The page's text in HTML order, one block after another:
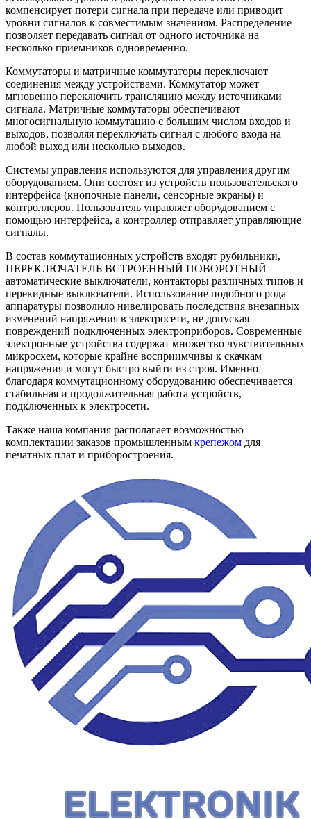
компенсирует потери сигнала при передаче или приводит
уровни сигналов к совместимым значениям. Распределение
позволяет передавать сигнал от одного источника на
несколько приемников одновременно.
Коммутаторы и матричные коммутаторы переключают
соединения между устройствами. Коммутатор может
мгновенно переключить трансляцию между источниками
сигнала. Матричные коммутаторы обеспечивают
многосигнальную коммутацию с большим числом входов и
выходов, позволяя переключать сигнал с любого входа на
любой выход или несколько выходов.
Системы управления используются для управления другим
оборудованием. Они состоят из устройств пользовательского
интерфейса (кнопочные панели, сенсорные экраны) и
контроллеров. Пользователь управляет оборудованием с
помощью интерфейса, а контроллер отправляет управляющие
сигналы.
В состав коммутационных устройств входят рубильники,
ПЕРЕКЛЮЧАТЕЛЬ ВСТРОЕННЫЙ ПОВОРОТНЫЙ
автоматические выключатели, контакторы различных типов и
перекидные выключатели. Использование подобного рода
аппаратуры позволило нивелировать последствия внезапных
изменений напряжения в электросети, не допуская
повреждений подключенных электроприборов. Современные
электронные устройства содержат множество чувствительных
микросхем, которые крайне восприимчивы к скачкам
напряжения и могут быстро выйти из строя. Именно
благодаря коммутационному оборудованию обеспечивается
стабильная и продолжительная работа устройств,
подключенных к электросети.
Также наша компания располагает возможностью
комплектации заказов промышленным крепежом для
печатных плат и приборостроения.